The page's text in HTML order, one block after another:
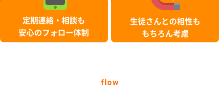
定期連絡・相談も
安心のフォロー体制
生徒さんとの相性も
もちろん考慮
flow